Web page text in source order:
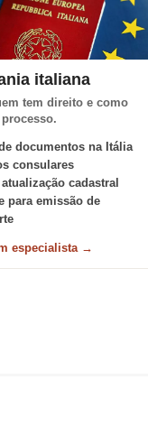
italiana
tem direito e como
documentos na Itália
consulares
atualização cadastral
para emissão de
especialista →